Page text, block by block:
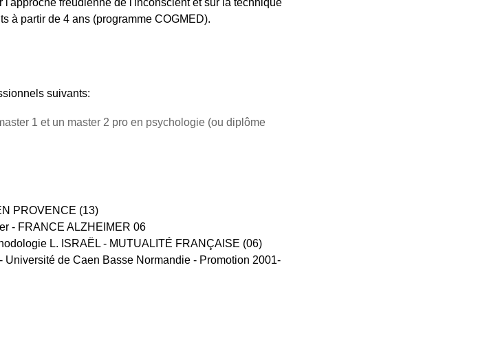
à partir de 4 ans (programme COGMED).
suivants:
1 et un master 2 pro en psychologie (ou diplôme
PROVENCE (13)
- FRANCE ALZHEIMER 06
L. ISRAËL - MUTUALITÉ FRANÇAISE (06)
de Caen Basse Normandie - Promotion 2001-